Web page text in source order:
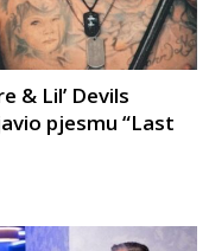
& Lil’ Devils
pjesmu “Last